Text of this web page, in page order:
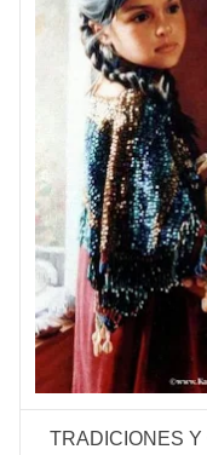
TRADICIONES